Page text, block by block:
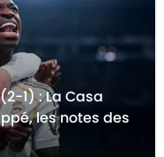
1) : La Casa
les notes des